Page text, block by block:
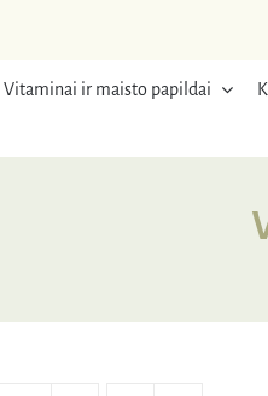
Vitaminai ir maisto papildai